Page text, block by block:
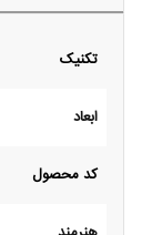
تکنیک
ابعاد
کد محصول